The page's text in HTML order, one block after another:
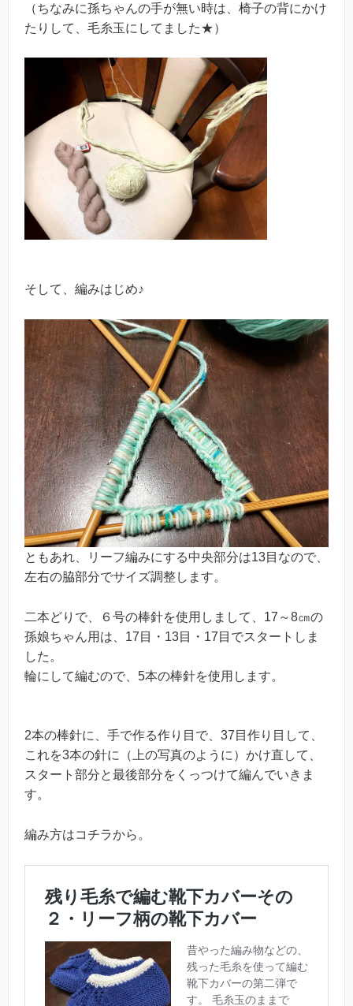
（ちなみに孫ちゃんの手が無い時は、椅子の背にかけ
たりして、毛糸玉にしてました★）
そして、編みはじめ♪
ともあれ、リーフ編みにする中央部分は13目なので、
左右の脇部分でサイズ調整します。
二本どりで、６号の棒針を使用しまして、17～8㎝の
孫娘ちゃん用は、17目・13目・17目でスタートしま
した。
輪にして編むので、5本の棒針を使用します。
2本の棒針に、手で作る作り目で、37目作り目して、
これを3本の針に（上の写真のように）かけ直して、
スタート部分と最後部分をくっつけて編んでいきま
す。
編み方はコチラから。